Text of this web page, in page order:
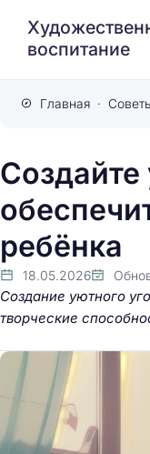
воспитание
Главная
ребёнка
18.05.2026
Создание уютного
творческие